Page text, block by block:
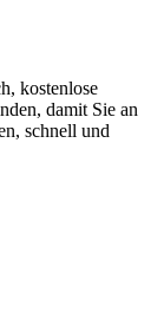
kostenlose
damit Sie an
schnell und